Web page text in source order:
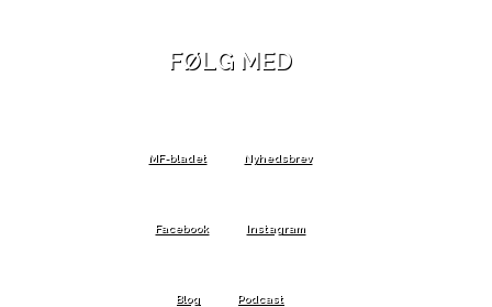
FØLG MED
MF-bladet Nyhedsbrev
Facebook Instagram
Blog Podcast